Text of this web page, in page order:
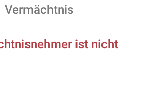
Vermächtnis
ist nicht